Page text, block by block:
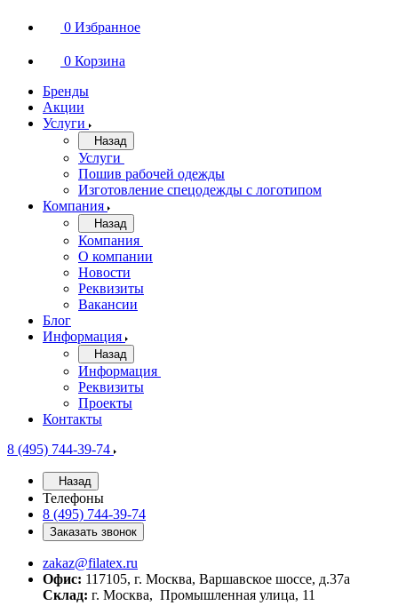
0 Избранное
0 Корзина
Бренды
Акции
Услуги
Назад
Услуги
Пошив рабочей одежды
Изготовление спецодежды с логотипом
Компания
Назад
Компания
О компании
Новости
Реквизиты
Вакансии
Блог
Информация
Назад
Информация
Реквизиты
Проекты
Контакты
8 (495) 744-39-74
Назад
Телефоны
8 (495) 744-39-74
Заказать звонок
zakaz@filatex.ru
Офис: 117105, г. Москва, Варшавское шоссе, д.37а
Склад: г. Москва, Промышленная улица, 11